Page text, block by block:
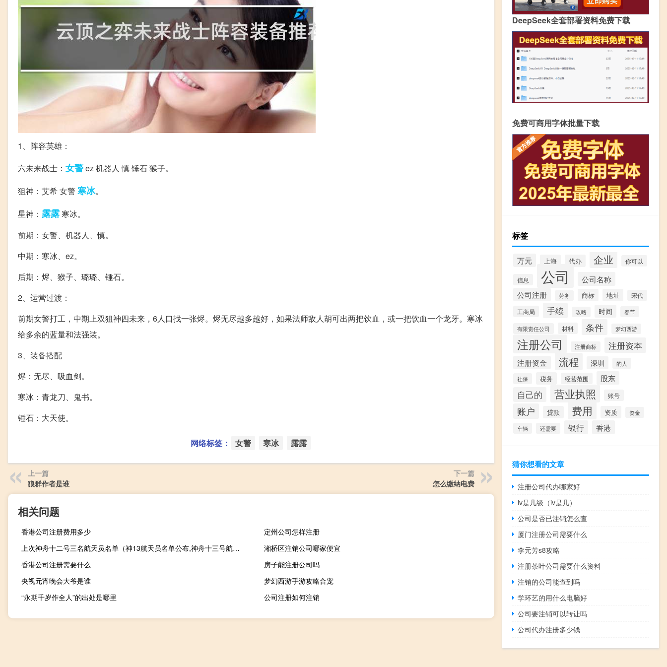
1、阵容英雄：
六未来战士： 女警ez 机器人 慎 锤石 猴子。
狙神：艾希 女警 寒冰。
星神： 露露寒冰。
前期：女警、机器人、慎。
中期：寒冰、ez。
后期：烬、猴子、璐璐、锤石。
2、运营过渡：
前期女警打工，中期上双狙神四未来，6人口找一张烬。烬无尽越多越好，如果法师敌人胡可出两把饮血，或一把饮血一个龙牙。寒冰
给多余的蓝量和法强装。
3、装备搭配
烬：无尽、吸血剑。
寒冰：青龙刀、鬼书。
锤石：大天使。
网络标签： 女警 寒冰 露露
上一篇
狼群作者是谁
下一篇
怎么缴纳电费
相关问题
香港公司注册费用多少
定州公司怎样注册
上次神舟十二号三名航天员名单（神13航天员名单公布,神舟十三号航天员名单）
湘桥区注销公司哪家便宜
香港公司注册需要什么
房子能注册公司吗
央视元宵晚会大爷是谁
梦幻西游手游攻略合宠
“永期千岁作全人”的出处是哪里
公司注册如何注销
DeepSeek全套部署资料免费下载
免费可商用字体批量下载
标签
万元 上海 代办 企业 你可以
信息 公司 公司名称
公司注册 劳务 商标 地址 宋代
工商局 手续 攻略 时间 春节
有限责任公司 材料 条件 梦幻西游
注册公司 注册商标 注册资本
注册资金 流程 深圳
的人
社保
税务 经营范围 股东
自己的 营业执照 账号
账户 贷款 费用 资质
资金
车辆
还需要 银行 香港
猜你想看的文章
注册公司代办哪家好
iv是几级（iv是几）
公司是否已注销怎么查
厦门注册公司需要什么
李元芳s8攻略
注册茶叶公司需要什么资料
注销的公司能查到吗
学环艺的用什么电脑好
公司要注销可以转让吗
公司代办注册多少钱